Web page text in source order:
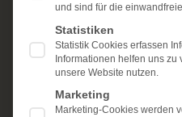
Kostenlose
und sind für die
Statistiken
Statistik Cookies erfassen
Informationen helfen uns
unsere Website nutzen.
Marketing
Marketing-Cookies werden